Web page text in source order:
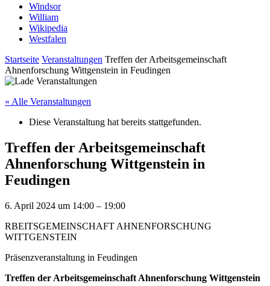
Windsor
William
Wikipedia
Westfalen
Startseite Veranstaltungen Treffen der Arbeitsgemeinschaft
Ahnenforschung Wittgenstein in Feudingen
« Alle Veranstaltungen
Diese Veranstaltung hat bereits stattgefunden.
Treffen der Arbeitsgemeinschaft
Ahnenforschung Wittgenstein in
Feudingen
6. April 2024 um 14:00 – 19:00
RBEITSGEMEINSCHAFT AHNENFORSCHUNG
WITTGENSTEIN
Präsenzveranstaltung in Feudingen
Treffen der Arbeitsgemeinschaft Ahnenforschung Wittgenstein